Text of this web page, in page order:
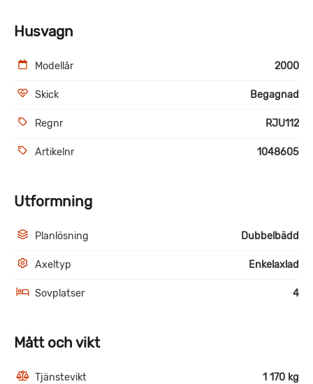
Husvagn
Modellår 2000
Skick Begagnad
Regnr RJU112
Artikelnr 1048605
Utformning
Planlösning Dubbelbädd
Axeltyp Enkelaxlad
Sovplatser 4
Mått och vikt
Tjänstevikt 1 170 kg